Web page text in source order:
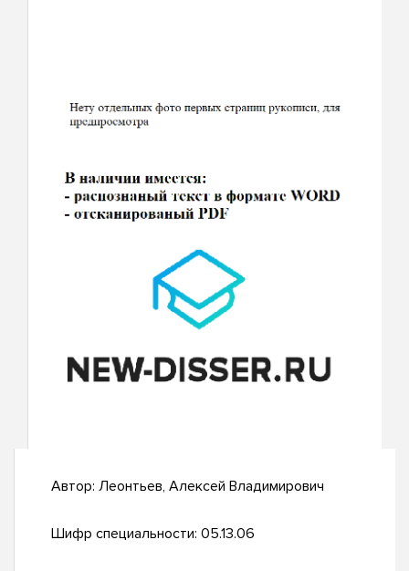
Автор: Леонтьев, Алексей Владимирович
Шифр специальности: 05.13.06